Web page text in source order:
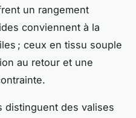
un rangement
conviennent à la
; ceux en tissu souple
au retour et une
distinguent des valises